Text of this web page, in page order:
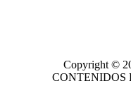
Copyright ©
CONTENIDOS